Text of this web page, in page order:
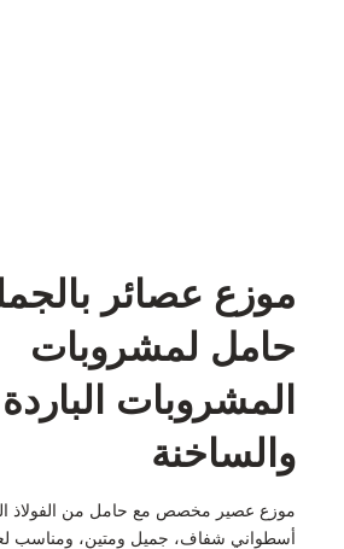
موزع عصائر
حامل لمشروبات
المشروبات الباردة
والساخنة
موزع عصير مخصص مع حامل من الفولاذ
أسطواني شفاف، جميل ومتين، ومناسب